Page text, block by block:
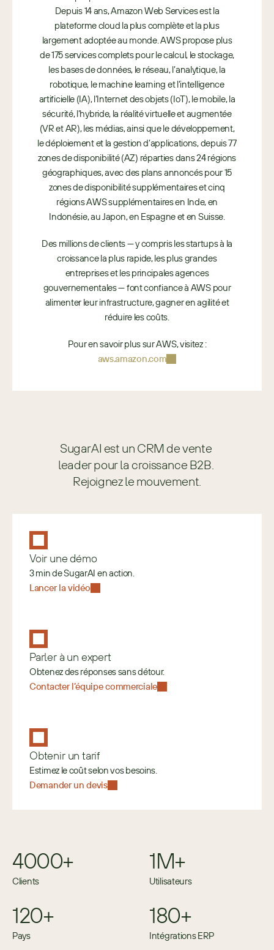
Depuis 14 ans, Amazon Web Services est la
plateforme cloud la plus complète et la plus
largement adoptée au monde. AWS propose plus
de 175 services complets pour le calcul, le stockage,
les bases de données, le réseau, l’analytique, la
robotique, le machine learning et l’intelligence
artificielle (IA), l’Internet des objets (IoT), le mobile, la
sécurité, l’hybride, la réalité virtuelle et augmentée
(VR et AR), les médias, ainsi que le développement,
le déploiement et la gestion d’applications, depuis 77
zones de disponibilité (AZ) réparties dans 24 régions
géographiques, avec des plans annoncés pour 15
zones de disponibilité supplémentaires et cinq
régions AWS supplémentaires en Inde, en
Indonésie, au Japon, en Espagne et en Suisse.
Des millions de clients — y compris les startups à la
croissance la plus rapide, les plus grandes
entreprises et les principales agences
gouvernementales — font confiance à AWS pour
alimenter leur infrastructure, gagner en agilité et
réduire les coûts.
Pour en savoir plus sur AWS, visitez :
aws.amazon.com
SugarAI est un CRM de vente
leader pour la croissance B2B.
Rejoignez le mouvement.
Voir une démo
3 min de SugarAI en action.
Lancer la vidéo
Parler à un expert
Obtenez des réponses sans détour.
Contacter l’équipe commerciale
Obtenir un tarif
Estimez le coût selon vos besoins.
Demander un devis
4000+
Clients
1M+
Utilisateurs
120+
Pays
180+
Intégrations ERP